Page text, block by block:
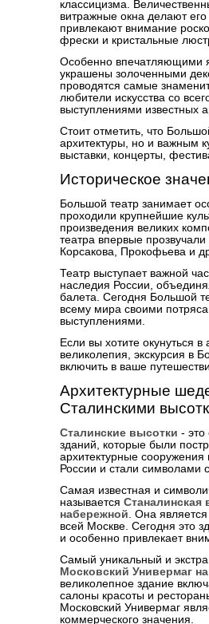
классицизма.
витражные окна делают
привлекают внимание
фрески и кристальные
Особенно впечатляющими
украшены золоченными
проводятся самые
любители искусства со
выступлениями известных
Стоит отметить, что
архитектуры, но и важным
выставки, концерты,
Историческое
Большой театр занимает
проходили крупнейшие
произведения великих
театра впервые
Корсакова, Прокофьева и
Театр выступает важной
наследия России,
балета. Сегодня Большой
всему мира своими
выступлениями.
Если вы хотите окунуться
великолепия, экскурсия в
включить в ваше
Архитектурные
Сталинскими
Сталинские высотки - это
зданий, которые были
архитектурные
России и стали символами
Самая известная и
называется Станалинская
набережной. Она
всей Москве. Сегодня это
и особенно привлекает
Самый уникальный и
Московский Универмаг
великолепное здание
салоны красоты и
Московский Универмаг
коммерческого значения.